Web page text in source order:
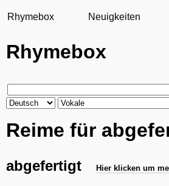
Rhymebox Neuigkeiten
Rhymebox
Reime für
abgefertigt Hier klicken um